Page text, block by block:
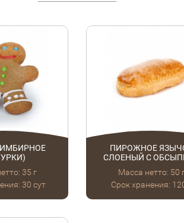
35 г
30 сут
ПИРОЖНОЕ
СЛОЕНЫЙ С
Масса нетто: 50
Срок хранения: